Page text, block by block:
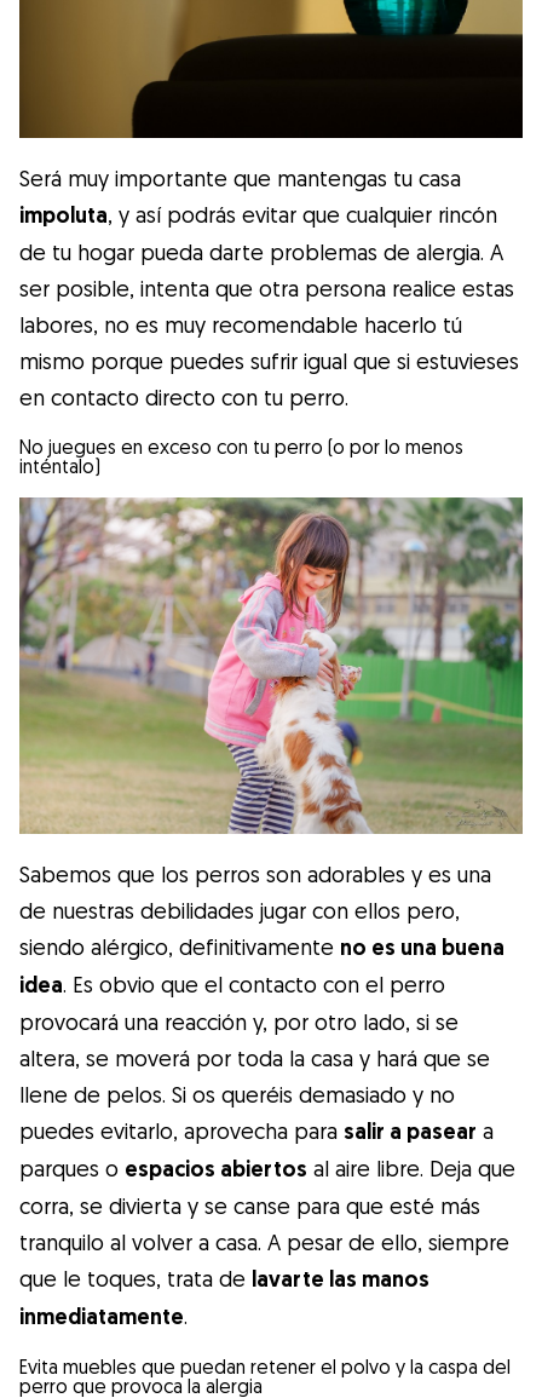
Será muy importante que mantengas tu casa
impoluta, y así podrás evitar que cualquier rincón
de tu hogar pueda darte problemas de alergia. A
ser posible, intenta que otra persona realice estas
labores, no es muy recomendable hacerlo tú
mismo porque puedes sufrir igual que si estuvieses
en contacto directo con tu perro.
No juegues en exceso con tu perro (o por lo menos
inténtalo)
Sabemos que los perros son adorables y es una
de nuestras debilidades jugar con ellos pero,
siendo alérgico, definitivamente no es una buena
idea. Es obvio que el contacto con el perro
provocará una reacción y, por otro lado, si se
altera, se moverá por toda la casa y hará que se
llene de pelos. Si os queréis demasiado y no
puedes evitarlo, aprovecha para salir a pasear a
parques o espacios abiertos al aire libre. Deja que
corra, se divierta y se canse para que esté más
tranquilo al volver a casa. A pesar de ello, siempre
que le toques, trata de lavarte las manos
inmediatamente.
Evita muebles que puedan retener el polvo y la caspa del
perro que provoca la alergia